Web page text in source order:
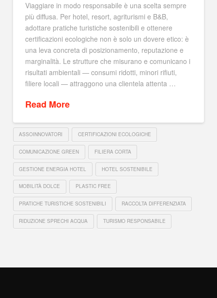
Viaggiare in modo responsabile è una scelta sempre
più diffusa. Per hotel, resort, agriturismi e B&B,
adottare pratiche turistiche sostenibili e ottenere
certificazioni ecologiche non è solo un dovere etico: è
una leva concreta di posizionamento, reputazione e
marginalità. Le strutture che misurano e comunicano i
risultati ambientali — consumi ridotti, minori rifiuti,
filiere locali — attraggono una clientela attenta …
Read More
ASSOINNOVATORI CERTIFICAZIONI ECOLOGICHE
COMUNICAZIONE GREEN FILIERA CORTA
GESTIONE ENERGIA HOTEL HOTEL SOSTENIBILE
MOBILITÀ DOLCE PLASTIC FREE
PRATICHE TURISTICHE SOSTENIBILI RACCOLTA DIFFERENZIATA
RIDUZIONE SPRECHI ACQUA TURISMO RESPONSABILE